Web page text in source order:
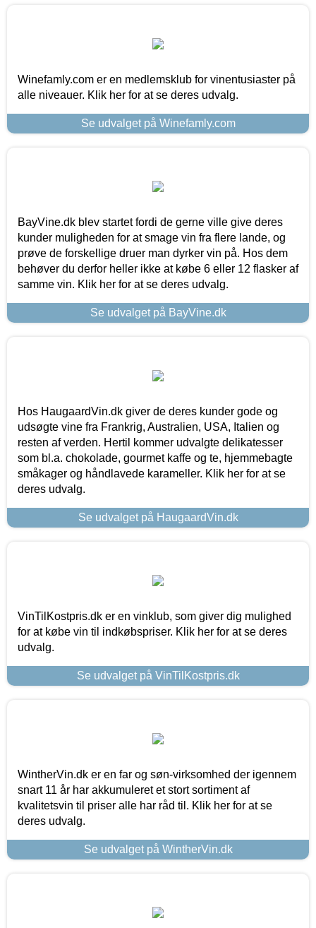
Winefamly.com er en medlemsklub for vinentusiaster på
alle niveauer. Klik her for at se deres udvalg.
Se udvalget på Winefamly.com
BayVine.dk blev startet fordi de gerne ville give deres
kunder muligheden for at smage vin fra flere lande, og
prøve de forskellige druer man dyrker vin på. Hos dem
behøver du derfor heller ikke at købe 6 eller 12 flasker af
samme vin. Klik her for at se deres udvalg.
Se udvalget på BayVine.dk
Hos HaugaardVin.dk giver de deres kunder gode og
udsøgte vine fra Frankrig, Australien, USA, Italien og
resten af verden. Hertil kommer udvalgte delikatesser
som bl.a. chokolade, gourmet kaffe og te, hjemmebagte
småkager og håndlavede karameller. Klik her for at se
deres udvalg.
Se udvalget på HaugaardVin.dk
VinTilKostpris.dk er en vinklub, som giver dig mulighed
for at købe vin til indkøbspriser. Klik her for at se deres
udvalg.
Se udvalget på VinTilKostpris.dk
WintherVin.dk er en far og søn-virksomhed der igennem
snart 11 år har akkumuleret et stort sortiment af
kvalitetsvin til priser alle har råd til. Klik her for at se
deres udvalg.
Se udvalget på WintherVin.dk